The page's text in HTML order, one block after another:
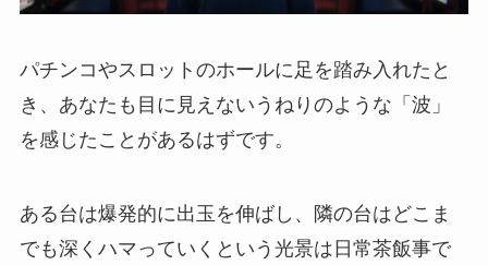
パチンコやスロットのホールに足を踏み入れたと
き、あなたも目に見えないうねりのような「波」
を感じたことがあるはずです。
ある台は爆発的に出玉を伸ばし、隣の台はどこま
でも深くハマっていくという光景は日常茶飯事で